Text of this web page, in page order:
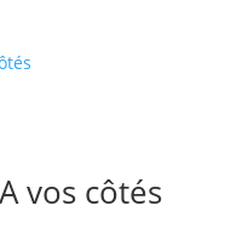
A vos côtés